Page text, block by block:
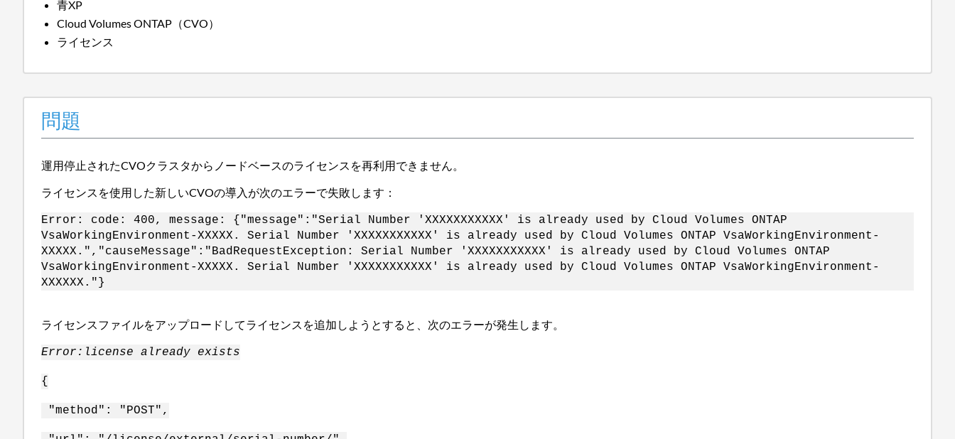
青XP
Cloud Volumes ONTAP（CVO）
ライセンス
問題
運用停止されたCVOクラスタからノードベースのライセンスを再利用できません。
ライセンスを使用した新しいCVOの導入が次のエラーで失敗します：
Error: code: 400, message: {"message":"Serial Number 'XXXXXXXXXXX' is already used by Cloud Volumes ONTAP
VsaWorkingEnvironment-XXXXX. Serial Number 'XXXXXXXXXXX' is already used by Cloud Volumes ONTAP VsaWorkingEnvironment-
XXXXX.","causeMessage":"BadRequestException: Serial Number 'XXXXXXXXXXX' is already used by Cloud Volumes ONTAP
VsaWorkingEnvironment-XXXXX. Serial Number 'XXXXXXXXXXX' is already used by Cloud Volumes ONTAP VsaWorkingEnvironment-
XXXXXX."}
ライセンスファイルをアップロードしてライセンスを追加しようとすると、次のエラーが発生します。
Error: license already exists
{
"method": "POST",